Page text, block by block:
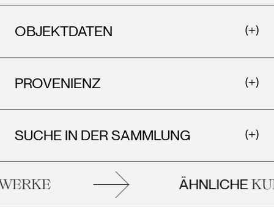
OBJEKTDATEN
PROVENIENZ
SUCHE IN DER SAMMLUNG
ÄHNLICHE